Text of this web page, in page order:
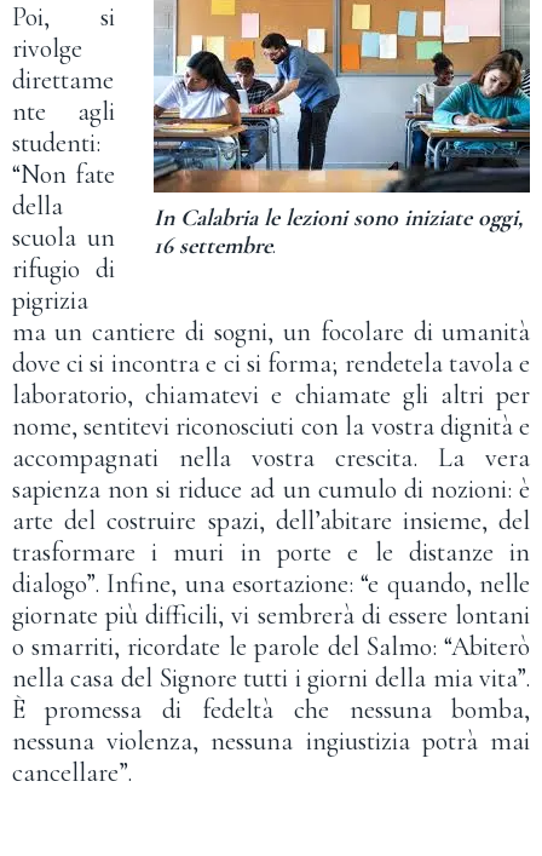
In Calabria le lezioni sono iniziate oggi,
16 settembre.
Poi, si
rivolge
direttame
nte agli
studenti:
“Non fate
della
scuola un
rifugio di
pigrizia
ma un cantiere di sogni, un focolare di umanità
dove ci si incontra e ci si forma; rendetela tavola e
laboratorio, chiamatevi e chiamate gli altri per
nome, sentitevi riconosciuti con la vostra dignità e
accompagnati nella vostra crescita. La vera
sapienza non si riduce ad un cumulo di nozioni: è
arte del costruire spazi, dell’abitare insieme, del
trasformare i muri in porte e le distanze in
dialogo”. Infine, una esortazione: “e quando, nelle
giornate più difficili, vi sembrerà di essere lontani
o smarriti, ricordate le parole del Salmo: “Abiterò
nella casa del Signore tutti i giorni della mia vita”.
È promessa di fedeltà che nessuna bomba,
nessuna violenza, nessuna ingiustizia potrà mai
cancellare”.